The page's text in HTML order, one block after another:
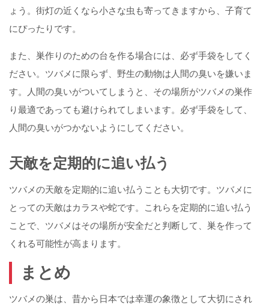
ょう。街灯の近くなら小さな虫も寄ってきますから、子育て
にぴったりです。
また、巣作りのための台を作る場合には、必ず手袋をしてく
ださい。ツバメに限らず、野生の動物は人間の臭いを嫌いま
す。人間の臭いがついてしまうと、その場所がツバメの巣作
り最適であっても避けられてしまいます。必ず手袋をして、
人間の臭いがつかないようにしてください。
天敵を定期的に追い払う
ツバメの天敵を定期的に追い払うことも大切です。ツバメに
とっての天敵はカラスや蛇です。これらを定期的に追い払う
ことで、ツバメはその場所が安全だと判断して、巣を作って
くれる可能性が高まります。
まとめ
ツバメの巣は、昔から日本では幸運の象徴として大切にされ